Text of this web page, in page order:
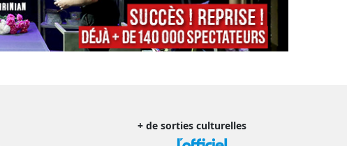
+ de sorties culturelles